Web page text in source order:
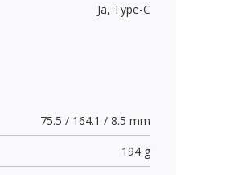
Ja, Type-C
75.5 / 164.1 / 8.5 mm
194 g